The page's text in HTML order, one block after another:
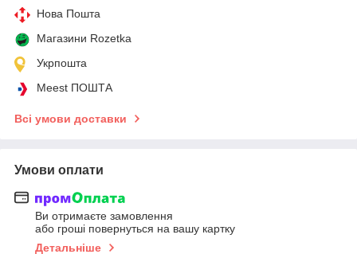
Нова Пошта
Магазини Rozetka
Укрпошта
Meest ПОШТА
Всі умови доставки
Умови оплати
Ви отримаєте замовлення
або гроші повернуться на вашу картку
Детальніше